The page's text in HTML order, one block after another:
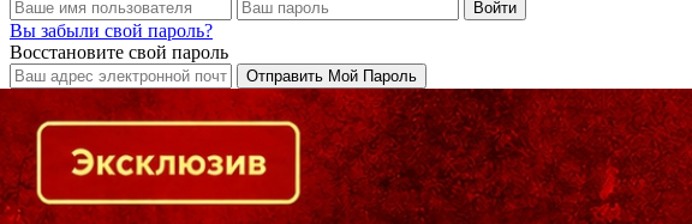
Вы забыли свой пароль?
Восстановите свой пароль
Кто есть кто в Байкальском регионе